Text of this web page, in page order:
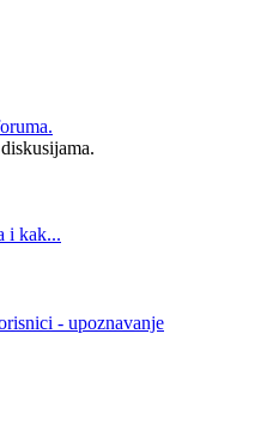
i kak...
- upoznavanje